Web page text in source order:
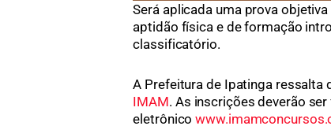
Será aplicada uma prova
aptidão física e de formação
classificatório.
A Prefeitura de Ipatinga ressalta
IMAM. As inscrições deverão
eletrônico